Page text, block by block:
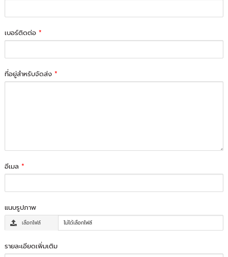
เบอร์ติดต่อ*
ที่อยู่สำหรับจัดส่ง*
อีเมล*
แนบรูปภาพ
เลือกไฟล์ ไม่ได้เลือกไฟล์
รายละเอียดเพิ่มเติม